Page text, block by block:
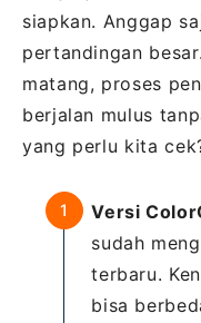
siapkan. Anggap
pertandingan
matang, proses
berjalan mulus
yang perlu kita
Versi
sudah
terbaru.
bisa